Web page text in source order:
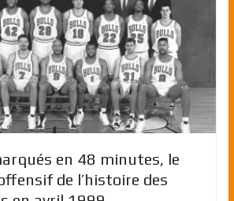
en 48 minutes, le
de l’histoire des